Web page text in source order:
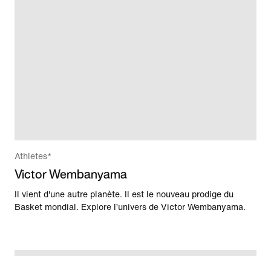
Athletes*
Victor Wembanyama
Il vient d'une autre planète. Il est le nouveau prodige du
Basket mondial. Explore l’univers de Victor Wembanyama.